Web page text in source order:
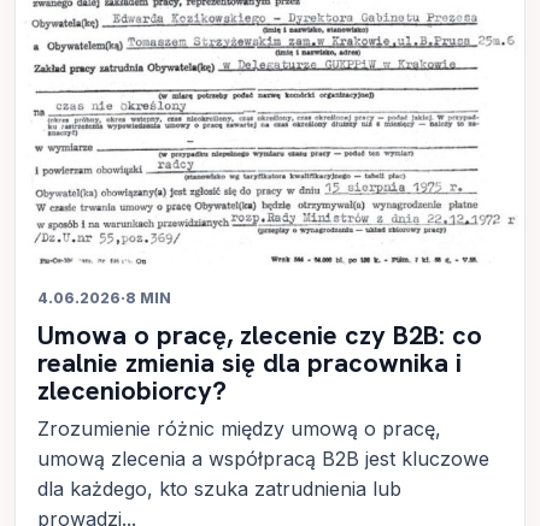
4.06.2026·8 MIN
Umowa o pracę, zlecenie czy B2B: co
realnie zmienia się dla pracownika i
zleceniobiorcy?
Zrozumienie różnic między umową o pracę,
umową zlecenia a współpracą B2B jest kluczowe
dla każdego, kto szuka zatrudnienia lub
prowadzi...